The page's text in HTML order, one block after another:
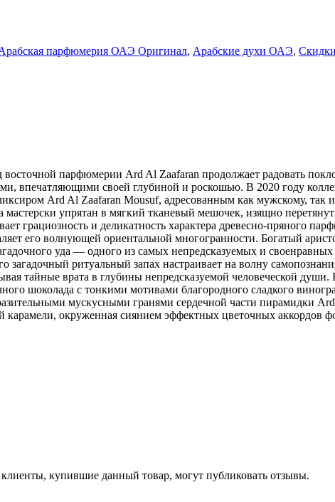
парфюмерия ОАЭ Оригинал, Арабские духи ОАЭ,
восточной парфюмерии Ard Al Zaafaran продолжает радовать
впечатляющими своей глубиной и роскошью. В 2020 году
Ard Al Zaafaran Mousuf, адресованным как мужскому, так
мастерски упрятан в мягкий тканевый мешочек, изящно
грациозность и деликатность характера древесно-пряного
его волнующей ориентальной многогранности. Богатый
уда — одного из самых непредсказуемых и
загадочный ритуальный запах настраивает на волну
тайные врата в глубины непредсказуемой человеческой
шоколада с тонкими мотивами благородного сладкого
мускусными гранями сердечной части пирамидки
карамели, окруженная сиянием эффектных цветочных аккордов
клиенты, купившие данный товар, могут публиковать отзывы.